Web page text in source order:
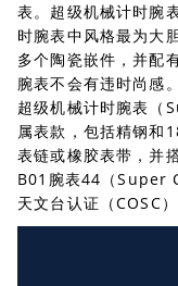
表。超级机械计时
时腕表中风格最为大
多个陶瓷嵌件，并配
腕表不会有违时尚感。
超级机械计时腕表
属表款，包括精钢和
表链或橡胶表带，并
B01腕表44（Super
天文台认证（COSC